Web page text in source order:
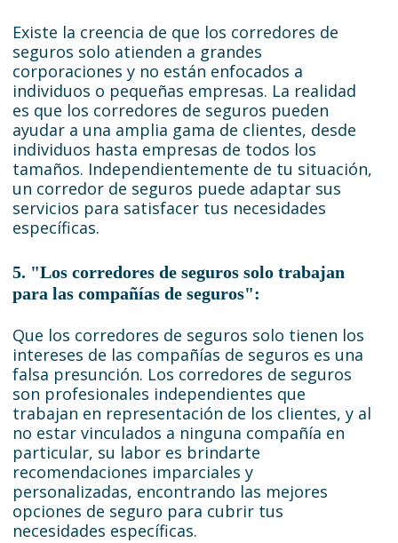
Existe la creencia de que los corredores de
seguros solo atienden a grandes
corporaciones y no están enfocados a
individuos o pequeñas empresas. La realidad
es que los corredores de seguros pueden
ayudar a una amplia gama de clientes, desde
individuos hasta empresas de todos los
tamaños. Independientemente de tu situación,
un corredor de seguros puede adaptar sus
servicios para satisfacer tus necesidades
específicas.
5. "Los corredores de seguros solo trabajan
para las compañías de seguros":
Que los corredores de seguros solo tienen los
intereses de las compañías de seguros es una
falsa presunción. Los corredores de seguros
son profesionales independientes que
trabajan en representación de los clientes, y al
no estar vinculados a ninguna compañía en
particular, su labor es brindarte
recomendaciones imparciales y
personalizadas, encontrando las mejores
opciones de seguro para cubrir tus
necesidades específicas.